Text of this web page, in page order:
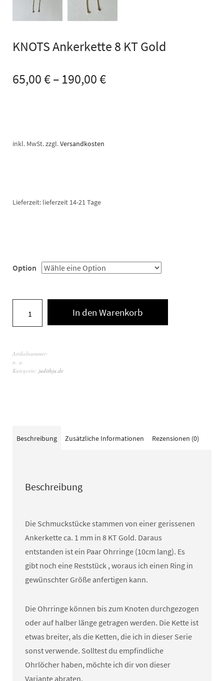
KNOTS Ankerkette 8 KT Gold
65,00€– 190,00€
inkl. MwSt.zzgl.Versandkosten
Lieferzeit: lieferzeit 14-21 Tage
Option
In den Warenkorb
Artikelnummer:
n. a.
Kategorie: judithju.de
Beschreibung Zusätzliche Informationen Rezensionen (0)
Beschreibung
Die Schmuckstücke stammen von einer gerissenen
Ankerkette ca. 1 mm in 8 KT Gold. Daraus
entstanden ist ein Paar Ohrringe (10cm lang). Es
gibt noch eine Reststück , woraus ich einen Ring in
gewünschter Größe anfertigen kann.
Die Ohrringe können bis zum Knoten durchgezogen
oder auf halber länge getragen werden. Die Kette ist
etwas breiter, als die Ketten, die ich in dieser Serie
sonst verwende. Solltest du empfindliche
Ohrlöcher haben, möchte ich dir von dieser
Variante abraten.